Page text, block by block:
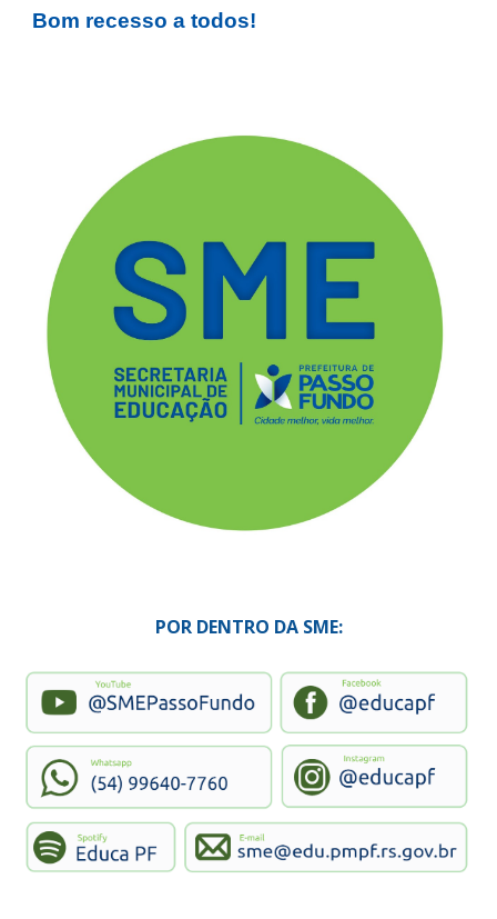
Bom recesso a todos!
POR DENTRO DA SME: